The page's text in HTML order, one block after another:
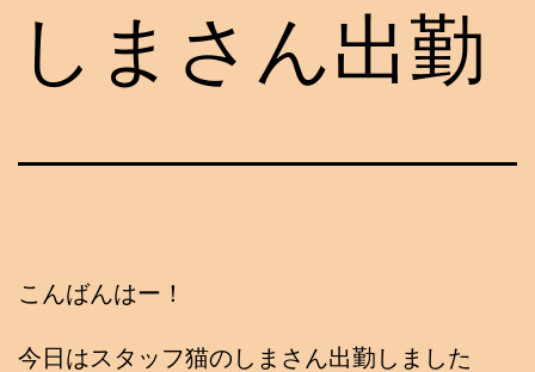
しまさん出勤
こんばんはー！
今日はスタッフ猫のしまさん出勤しました